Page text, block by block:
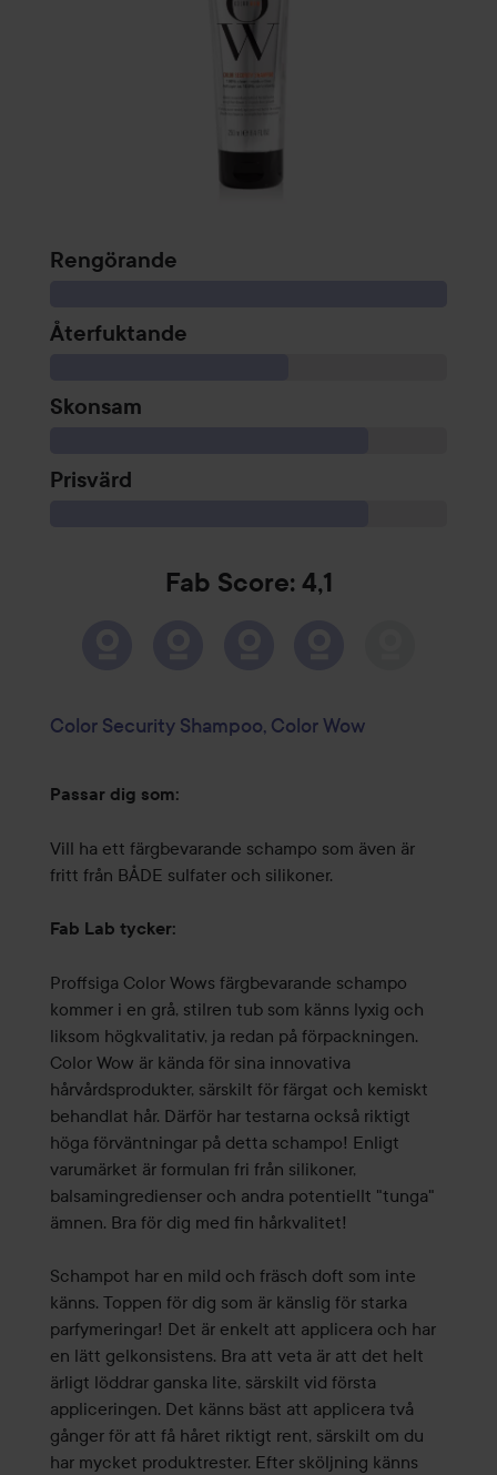
Rengörande
Återfuktande
Skonsam
Prisvärd
Fab Score: 4,1
Color Security Shampoo, Color Wow
Passar dig som:
Vill ha ett färgbevarande schampo som även är
fritt från BÅDE sulfater och silikoner.
Fab Lab tycker:
Proffsiga Color Wows färgbevarande schampo
kommer i en grå, stilren tub som känns lyxig och
liksom högkvalitativ, ja redan på förpackningen.
Color Wow är kända för sina innovativa
hårvårdsprodukter, särskilt för färgat och kemiskt
behandlat hår. Därför har testarna också riktigt
höga förväntningar på detta schampo! Enligt
varumärket är formulan fri från silikoner,
balsamingredienser och andra potentiellt "tunga"
ämnen. Bra för dig med fin hårkvalitet!
Schampot har en mild och fräsch doft som inte
känns. Toppen för dig som är känslig för starka
parfymeringar! Det är enkelt att applicera och har
en lätt gelkonsistens. Bra att veta är att det helt
ärligt löddrar ganska lite, särskilt vid första
appliceringen. Det känns bäst att applicera två
gånger för att få håret riktigt rent, särskilt om du
har mycket produktrester. Efter sköljning känns